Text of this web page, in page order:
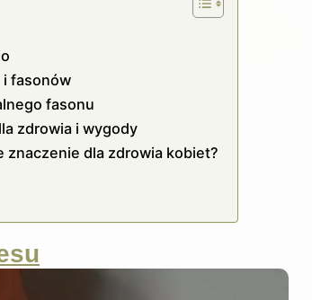
i fasonów
fasonu
zdrowia i wygody
dla zdrowia kobiet?